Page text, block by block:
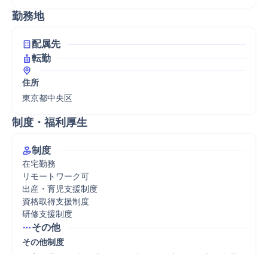
勤務地
配属先
転勤
住所
東京都中央区
制度・福利厚生
制度
在宅勤務
リモートワーク可
出産・育児支援制度
資格取得支援制度
研修支援制度
その他
その他制度